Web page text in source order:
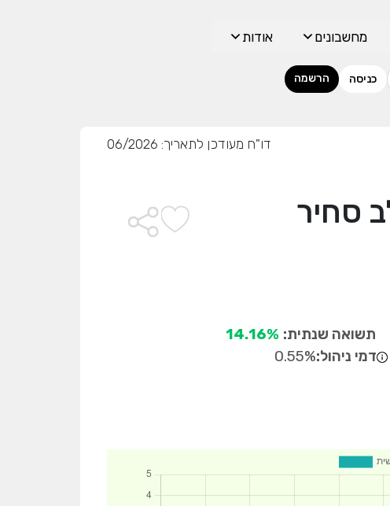
מחשבונים אודות
כניסה הרשמה
דו"ח מעודכן לתאריך: 06/2026
סחיר
תשואה שנתית: 14.16%
דמי ניהול:0.55%